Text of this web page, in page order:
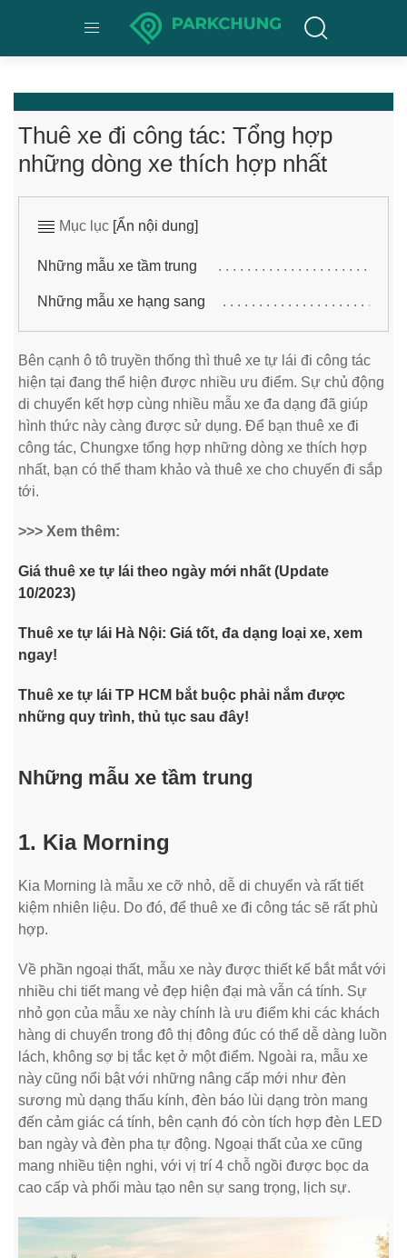
Thuê xe đi công tác: Tổng hợp
những dòng xe thích hợp nhất
Mục lục [Ẩn nội dung]
Những mẫu xe tầm trung
Những mẫu xe hạng sang
Bên cạnh ô tô truyền thống thì thuê xe tự lái đi công tác
hiện tại đang thể hiện được nhiều ưu điểm. Sự chủ động
di chuyển kết hợp cùng nhiều mẫu xe đa dạng đã giúp
hình thức này càng được sử dụng. Để bạn thuê xe đi
công tác, Chungxe tổng hợp những dòng xe thích hợp
nhất, bạn có thể tham khảo và thuê xe cho chuyến đi sắp
tới.
>>> Xem thêm:
Giá thuê xe tự lái theo ngày mới nhất (Update
10/2023)
Thuê xe tự lái Hà Nội: Giá tốt, đa dạng loại xe, xem
ngay!
Thuê xe tự lái TP HCM bắt buộc phải nắm được
những quy trình, thủ tục sau đây!
Những mẫu xe tầm trung
1. Kia Morning
Kia Morning là mẫu xe cỡ nhỏ, dễ di chuyển và rất tiết
kiệm nhiên liệu. Do đó, để thuê xe đi công tác sẽ rất phù
hợp.
Về phần ngoại thất, mẫu xe này được thiết kế bắt mắt với
nhiều chi tiết mang vẻ đẹp hiện đại mà vẫn cá tính. Sự
nhỏ gọn của mẫu xe này chính là ưu điểm khi các khách
hàng di chuyển trong đô thị đông đúc có thể dễ dàng luồn
lách, không sợ bị tắc kẹt ở một điểm. Ngoài ra, mẫu xe
này cũng nổi bật với những nâng cấp mới như đèn
sương mù dạng thấu kính, đèn báo lùi dạng tròn mang
đến cảm giác cá tính, bên cạnh đó còn tích hợp đèn LED
ban ngày và đèn pha tự động. Ngoại thất của xe cũng
mang nhiều tiện nghi, với vị trí 4 chỗ ngồi được bọc da
cao cấp và phối màu tạo nên sự sang trọng, lịch sự.